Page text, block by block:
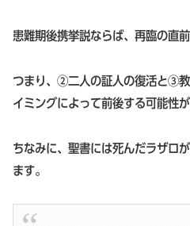
患難期後携挙説ならば、再臨の直
つまり、②二人の証人の復活と③
イミングによって前後する可能性が
ちなみに、聖書には死んだラザロ
ます。